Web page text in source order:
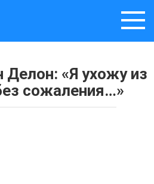
Делон: «Я ухожу из
сожаления…»